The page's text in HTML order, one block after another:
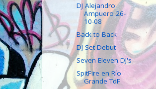
DJ Alejandro
Ampuero 26-
10-08
Back to Back
DJ Set Debut
Seven Eleven DJ's
SpitFire en Río
Grande TdF